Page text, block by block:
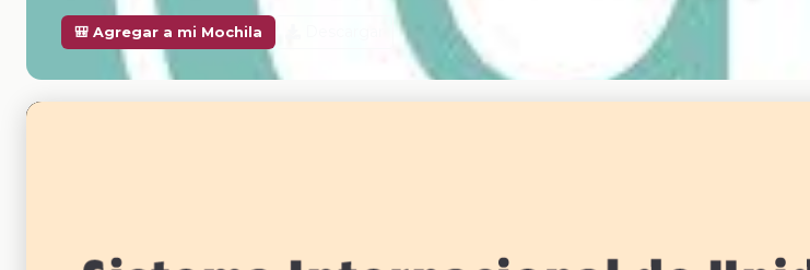
🎒 Agregar a mi Mochila